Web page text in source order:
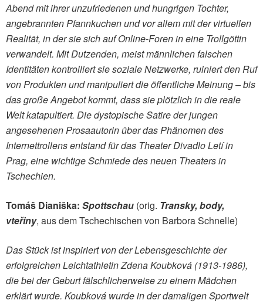
Abend mit ihrer unzufriedenen und hungrigen Tochter,
angebrannten Pfannkuchen und vor allem mit der virtuellen
Realität, in der sie sich auf Online-Foren in eine Trollgöttin
verwandelt. Mit Dutzenden, meist männlichen falschen
Identitäten kontrolliert sie soziale Netzwerke, ruiniert den Ruf
von Produkten und manipuliert die öffentliche Meinung – bis
das große Angebot kommt, dass sie plötzlich in die reale
Welt katapultiert. Die dystopische Satire der jungen
angesehenen Prosaautorin über das Phänomen des
Internettrollens entstand für das Theater Divadlo Letí in
Prag, eine wichtige Schmiede des neuen Theaters in
Tschechien.
Tomáš Dianiška: Spottschau (orig. Transky, body,
vteřiny, aus dem Tschechischen von Barbora Schnelle)
Das Stück ist inspiriert von der Lebensgeschichte der
erfolgreichen Leichtathletin Zdena Koubková (1913-1986),
die bei der Geburt fälschlicherweise zu einem Mädchen
erklärt wurde. Koubková wurde in der damaligen Sportwelt